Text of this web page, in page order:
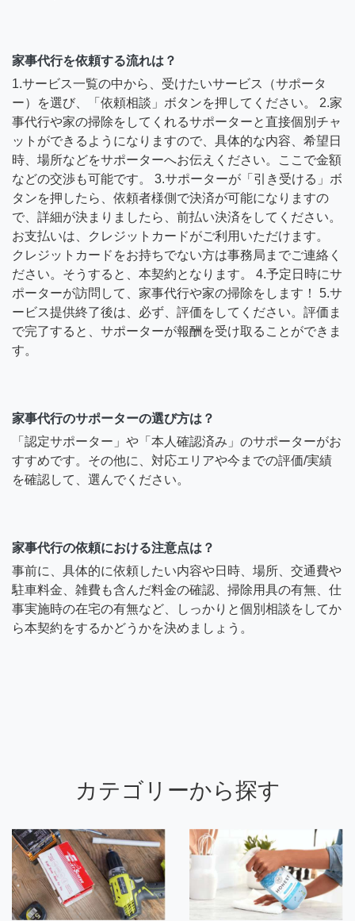
家事代行を依頼する流れは？
1.サービス一覧の中から、受けたいサービス（サポータ
ー）を選び、「依頼相談」ボタンを押してください。 2.家
事代行や家の掃除をしてくれるサポーターと直接個別チャ
ットができるようになりますので、具体的な内容、希望日
時、場所などをサポーターへお伝えください。ここで金額
などの交渉も可能です。 3.サポーターが「引き受ける」ボ
タンを押したら、依頼者様側で決済が可能になりますの
で、詳細が決まりましたら、前払い決済をしてください。
お支払いは、クレジットカードがご利用いただけます。
クレジットカードをお持ちでない方は事務局までご連絡く
ださい。そうすると、本契約となります。 4.予定日時にサ
ポーターが訪問して、家事代行や家の掃除をします！ 5.サ
ービス提供終了後は、必ず、評価をしてください。評価ま
で完了すると、サポーターが報酬を受け取ることができま
す。
家事代行のサポーターの選び方は？
「認定サポーター」や「本人確認済み」のサポーターがお
すすめです。その他に、対応エリアや今までの評価/実績
を確認して、選んでください。
家事代行の依頼における注意点は？
事前に、具体的に依頼したい内容や日時、場所、交通費や
駐車料金、雑費も含んだ料金の確認、掃除用具の有無、仕
事実施時の在宅の有無など、しっかりと個別相談をしてか
ら本契約をするかどうかを決めましょう。
カテゴリーから探す